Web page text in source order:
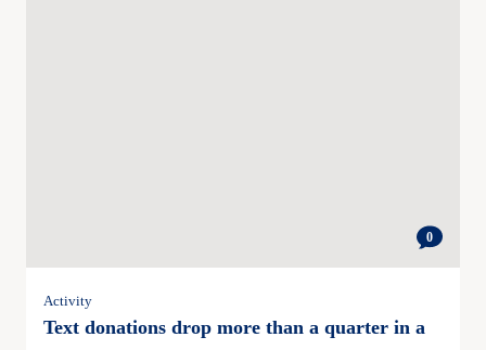
0
Activity
Text donations drop more than a quarter in a